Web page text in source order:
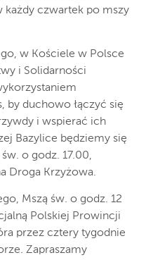
każdy czwartek po mszy
w Kościele w Polsce
i Solidarności
by duchowo łączyć się
i wspierać ich
Bazylice będziemy się
o godz. 17.00,
Droga Krzyżowa.
Mszą św. o godz. 12
Polskiej Prowincji
przez cztery tygodnie
Zapraszamy